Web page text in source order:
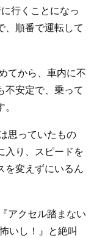
行くことになっ
、順番で運転して
てから、車内に不
安定で、乗って
思っていたもの
入り、スピードを
を変えずにいるん
アクセル踏まない
いし！』と絶叫